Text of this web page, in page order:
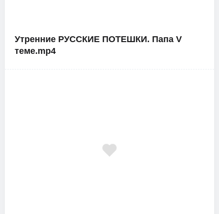
Утренние РУССКИЕ ПОТЕШКИ. Папа V
теме.mp4